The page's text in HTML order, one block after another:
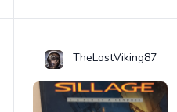
TheLostViking87